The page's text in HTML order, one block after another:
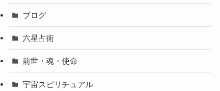
ブログ
六星占術
前世・魂・使命
宇宙スピリチュアル